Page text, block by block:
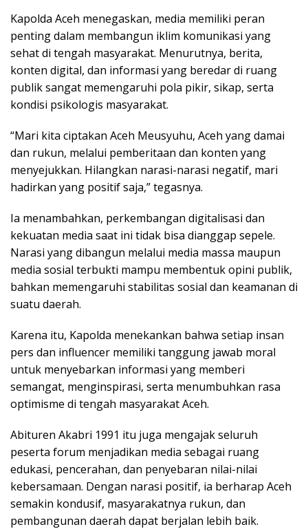
Kapolda Aceh menegaskan, media memiliki peran
penting dalam membangun iklim komunikasi yang
sehat di tengah masyarakat. Menurutnya, berita,
konten digital, dan informasi yang beredar di ruang
publik sangat memengaruhi pola pikir, sikap, serta
kondisi psikologis masyarakat.
“Mari kita ciptakan Aceh Meusyuhu, Aceh yang damai
dan rukun, melalui pemberitaan dan konten yang
menyejukkan. Hilangkan narasi-narasi negatif, mari
hadirkan yang positif saja,” tegasnya.
Ia menambahkan, perkembangan digitalisasi dan
kekuatan media saat ini tidak bisa dianggap sepele.
Narasi yang dibangun melalui media massa maupun
media sosial terbukti mampu membentuk opini publik,
bahkan memengaruhi stabilitas sosial dan keamanan di
suatu daerah.
Karena itu, Kapolda menekankan bahwa setiap insan
pers dan influencer memiliki tanggung jawab moral
untuk menyebarkan informasi yang memberi
semangat, menginspirasi, serta menumbuhkan rasa
optimisme di tengah masyarakat Aceh.
Abituren Akabri 1991 itu juga mengajak seluruh
peserta forum menjadikan media sebagai ruang
edukasi, pencerahan, dan penyebaran nilai-nilai
kebersamaan. Dengan narasi positif, ia berharap Aceh
semakin kondusif, masyarakatnya rukun, dan
pembangunan daerah dapat berjalan lebih baik.